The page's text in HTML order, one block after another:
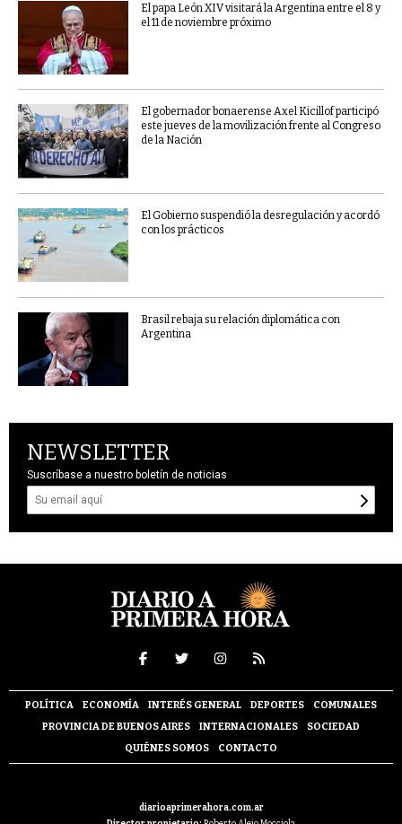
El papa León XIV visitará la Argentina entre el 8 y
el 11 de noviembre próximo
El gobernador bonaerense Axel Kicillof participó
este jueves de la movilización frente al Congreso
de la Nación
El Gobierno suspendió la desregulación y acordó
con los prácticos
Brasil rebaja su relación diplomática con
Argentina
NEWSLETTER
Suscríbase a nuestro boletín de noticias
POLÍTICA ECONOMÍA INTERÉS GENERAL DEPORTES
COMUNALES
PROVINCIA DE BUENOS AIRES
INTERNACIONALES
SOCIEDAD
QUIÉNES SOMOS
CONTACTO
diarioaprimerahora.com.ar